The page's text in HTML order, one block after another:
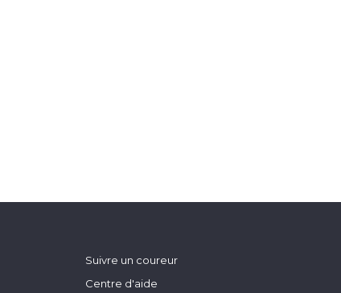
Suivre un coureur
Centre d'aide